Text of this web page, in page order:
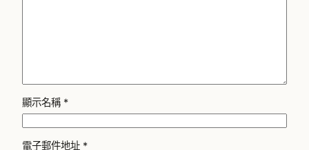
顯示名稱 *
電子郵件地址 *